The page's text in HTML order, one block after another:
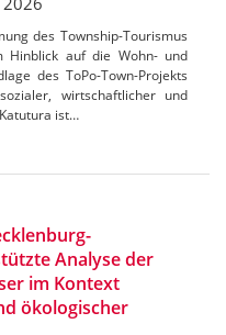
des Township-Tourismus
Hinblick auf die Wohn- und
des ToPo-Town-Projekts
wirtschaftlicher und
ist…
Analyse der
im Kontext
ökologischer